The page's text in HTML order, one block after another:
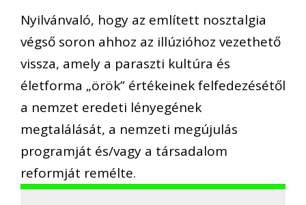
Nyilvánvaló, hogy az említett nosztalgia
végső soron ahhoz az illúzióhoz vezethető
vissza, amely a paraszti kultúra és
életforma „örök” értékeinek felfedezésétől
a nemzet eredeti lényegének
megtalálását, a nemzeti megújulás
programját és/vagy a társadalom
reformját remélte.